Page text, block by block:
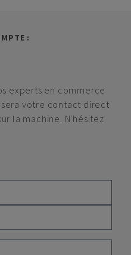
:
experts en commerce
votre contact direct
la machine. N'hésitez